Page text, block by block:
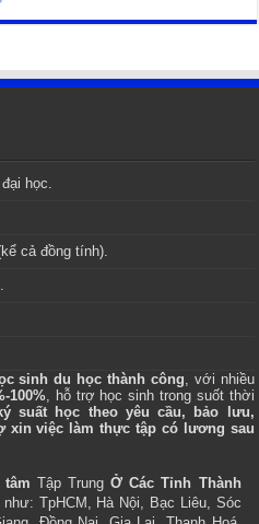
học.
cả đồng tính).
sinh du học thành công, với nhiều
100%, hỗ trợ học sinh trong suốt thời
suất học theo yêu cầu, bảo lưu,
xin việc làm thực tập có lương sau
tâm Tập TrungỞ Các Tỉnh Thành
như: TpHCM, Hà Nội, Bạc Liêu, Sóc